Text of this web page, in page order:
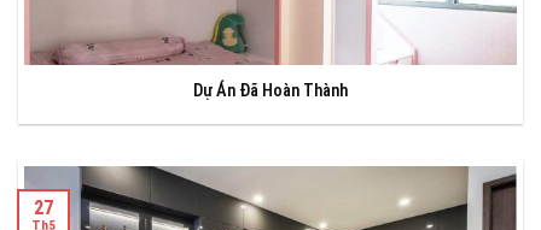
Dự Án Đã Hoàn Thành
27
Th5